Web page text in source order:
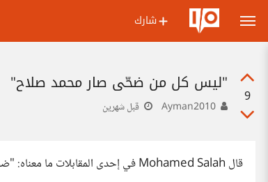
شارك
9
"ليس كل من ضحّى صار محمد صلاح"
قبل شهرين
قال Mohamed Salah في إحدى المقابلات ما معناه: "ضحّيت بشبابي من أجل أن يأتي المستقبل محققًا ما حلمت به، بل وأفضل."